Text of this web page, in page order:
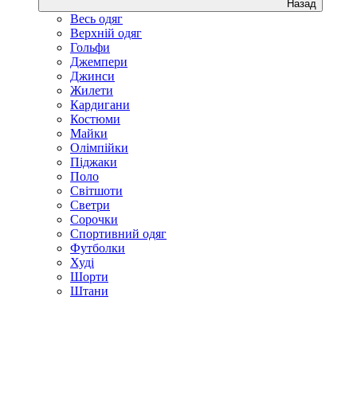
Назад
Весь одяг
Верхній одяг
Гольфи
Джемпери
Джинси
Жилети
Кардигани
Костюми
Майки
Олімпійки
Піджаки
Поло
Світшоти
Светри
Сорочки
Спортивний одяг
Футболки
Худі
Шорти
Штани